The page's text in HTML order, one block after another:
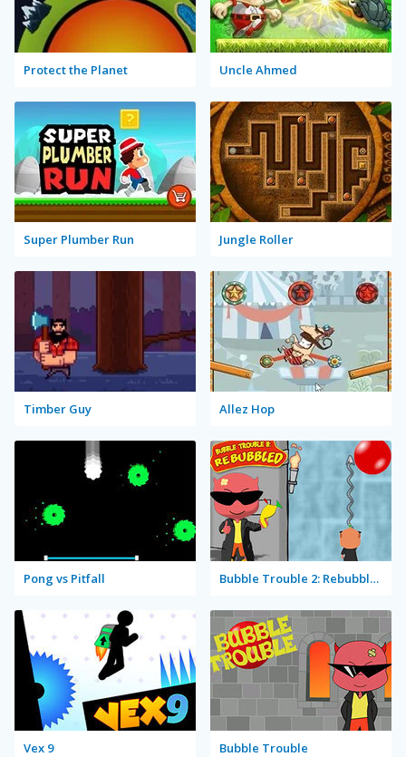
Protect the Planet Uncle Ahmed
Super Plumber Run Jungle Roller
Timber Guy Allez Hop
Pong vs Pitfall Bubble Trouble 2: Rebubbled
Vex 9 Bubble Trouble